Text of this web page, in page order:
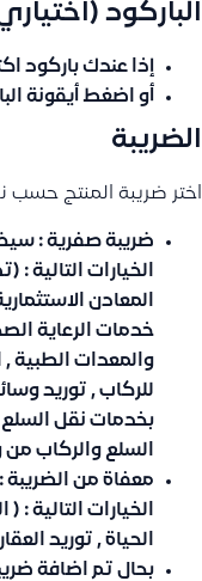
الباركود
إذا عندك باركود
أو اضغط أيقونة
الضريبة
اختر ضريبة المنتج حسب نظامك
ضريبة صفرية :
الخيارات التالية
المعادن
خدمات الرعاية
والمعدات الطبية ,
للركاب , توريد
بخدمات نقل
السلع والركاب من
معفاة من الضريبة
الخيارات التالية
الحياة , توريد
بحال تم اضافة